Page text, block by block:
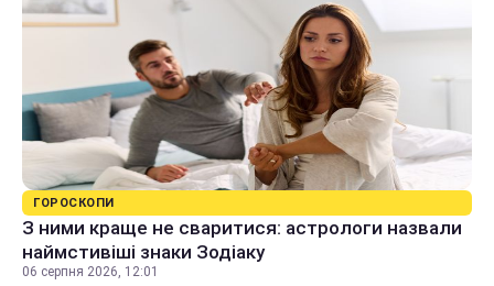
ГОРОСКОПИ
З ними краще не сваритися: астрологи назвали
наймстивіші знаки Зодіаку
06 серпня 2026, 12:01